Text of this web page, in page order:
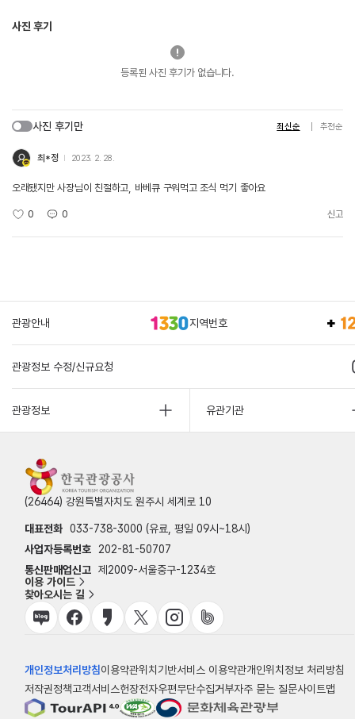
사진 후기
등록된 사진 후기가 없습니다.
사진 후기만 최신순 추천순
최*정 2023. 2. 28.
오래됐지만 사장님이 친절하고, 바베큐 구워먹고 조식 먹기 좋아요
0 0 신고
관광안내 지역번호
관광정보 수정/신규요청
관광정보 유관기관
(26464) 강원특별자치도 원주시 세계로 10
대표전화 033-738-3000 (유료, 평일 09시~18시)
사업자등록번호
202-81-50707
통신판매업신고 제2009-서울중구-1234호
이용 가이드
찾아오시는 길
개인정보처리방침이용약관위치기반서비스 이용약관개인위치정보 처리방침
저작권정책고객서비스헌장전자우편무단수집거부자주 묻는 질문사이트맵